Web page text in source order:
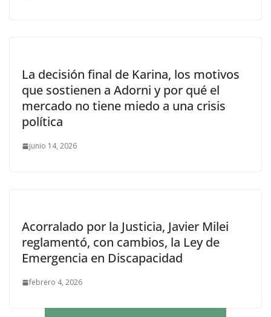
La decisión final de Karina, los motivos
que sostienen a Adorni y por qué el
mercado no tiene miedo a una crisis
política
junio 14, 2026
Acorralado por la Justicia, Javier Milei
reglamentó, con cambios, la Ley de
Emergencia en Discapacidad
febrero 4, 2026